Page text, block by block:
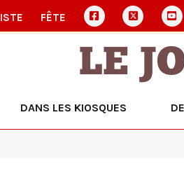
FÊTE
LE
DANS LES KIOSQUES